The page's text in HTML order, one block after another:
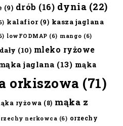
(9) drób (16) dynia (22)
kalafior(9) kasza jaglana
lowFODMAP (6) mango (6)
(10) mleko ryżowe
jaglana (13) mąka
orkiszowa (71)
ryżowa (8) mąka z
nerkowca (6) orzechy